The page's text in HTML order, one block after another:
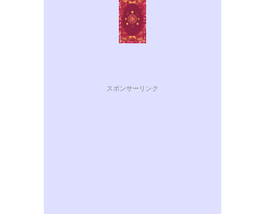
スポンサーリンク